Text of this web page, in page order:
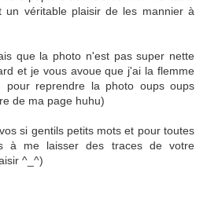
un véritable plaisir de les mannier à
que la photo n'est pas super nette
et je vous avoue que j'ai la flemme
reprendre la photo oups oups
de ma page huhu)
si gentils petits mots et pour toutes
à me laisser des traces de votre
^_^)